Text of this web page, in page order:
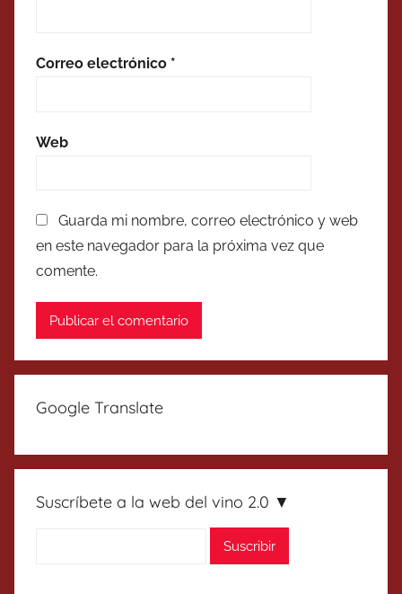
Correo electrónico *
Web
Guarda mi nombre, correo electrónico y web
en este navegador para la próxima vez que
comente.
Google Translate
Suscríbete a la web del vino 2.0 ▼